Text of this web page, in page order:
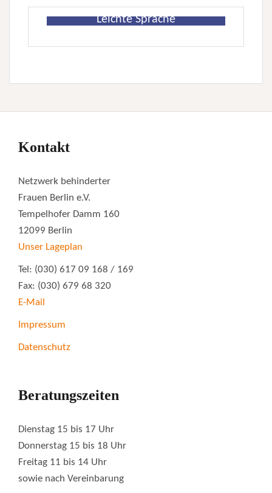
Leichte Sprache
Kontakt
Netzwerk behinderter
Frauen Berlin e.V.
Tempelhofer Damm 160
12099 Berlin
Unser Lageplan
Tel: (030) 617 09 168 / 169
Fax: (030) 679 68 320
E-Mail
Impressum
Datenschutz
Beratungszeiten
Dienstag 15 bis 17 Uhr
Donnerstag 15 bis 18 Uhr
Freitag 11 bis 14 Uhr
sowie nach Vereinbarung